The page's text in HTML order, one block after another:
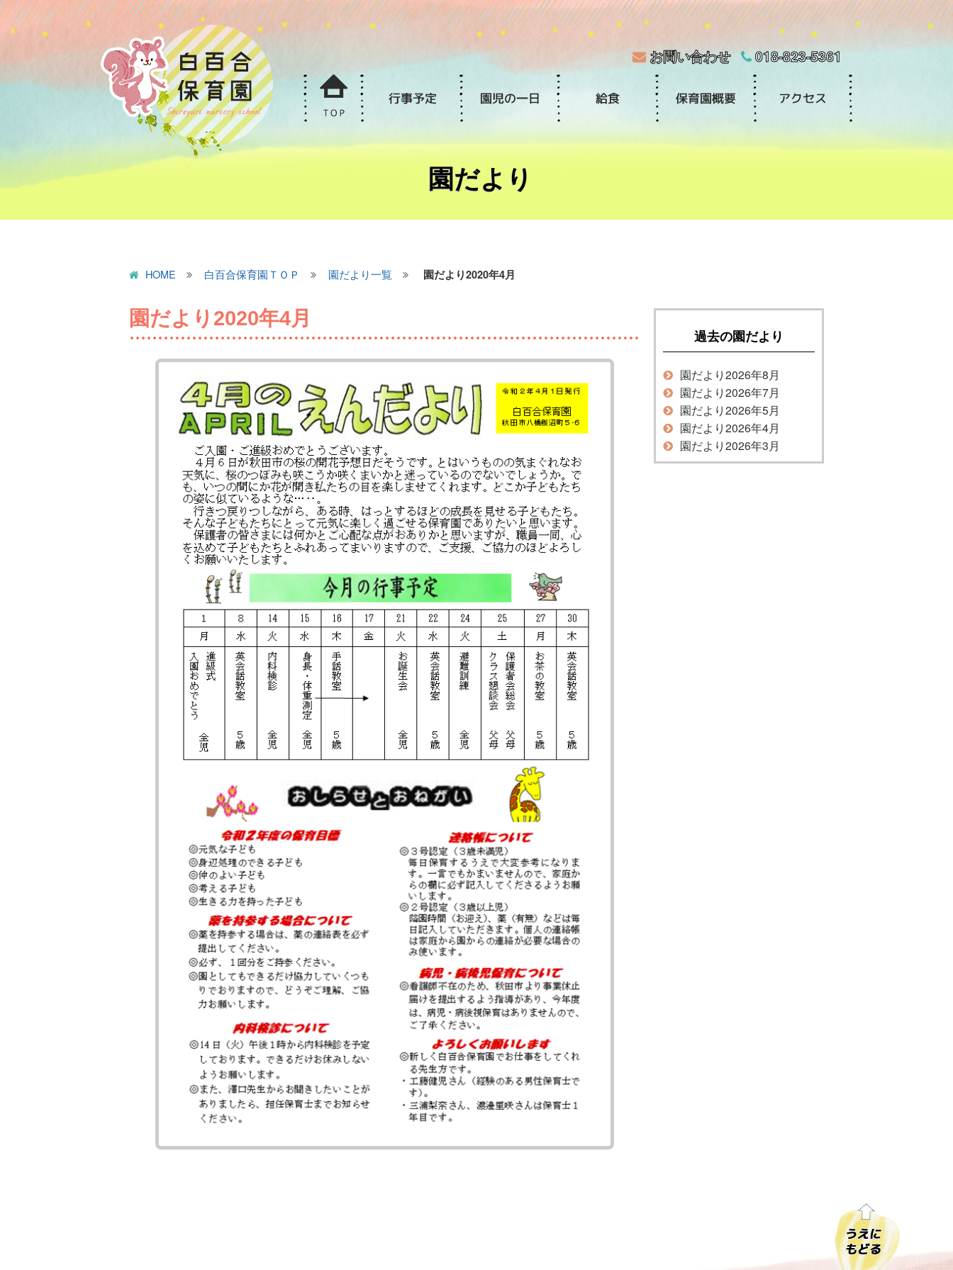
お問い合わせ 018-823-5361
園だより
HOME 白百合保育園ＴＯＰ 園だより一覧 園だより2020年4月
園だより2020年4月
過去の園だより
園だより2026年8月
園だより2026年7月
園だより2026年5月
園だより2026年4月
園だより2026年3月